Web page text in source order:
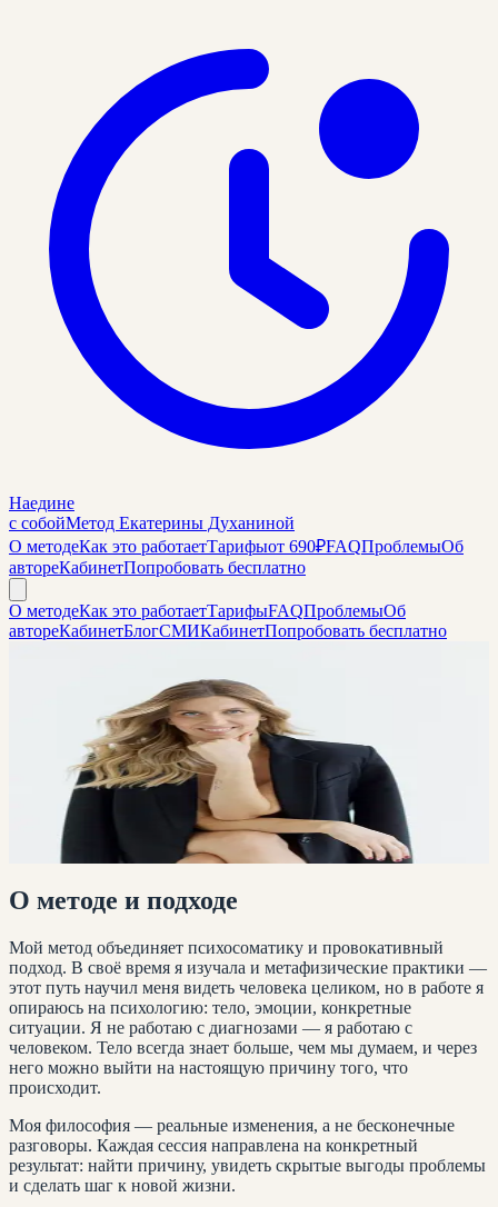
Наедине
с собойМетод Екатерины Духаниной
О методеКак это работаетТарифыот 690₽FAQПроблемыОб
автореКабинетПопробовать бесплатно
О методеКак это работаетТарифыFAQПроблемыОб
автореКабинетБлогСМИКабинетПопробовать бесплатно
Екатерина
Духанина
Психолог, автор метода «Наедине с собой». 12 лет помогаю
людям находить причины проблем и менять жизнь — через
тело, эмоции и осознание.
Записаться на консультацию
Попробовать AI-сессию
О методе и подходе
Мой метод объединяет психосоматику и провокативный
подход. В своё время я изучала и метафизические практики —
этот путь научил меня видеть человека целиком, но в работе я
опираюсь на психологию: тело, эмоции, конкретные
ситуации. Я не работаю с диагнозами — я работаю с
человеком. Тело всегда знает больше, чем мы думаем, и через
него можно выйти на настоящую причину того, что
происходит.
Моя философия — реальные изменения, а не бесконечные
разговоры. Каждая сессия направлена на конкретный
результат: найти причину, увидеть скрытые выгоды проблемы
и сделать шаг к новой жизни.